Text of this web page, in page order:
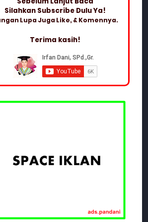
Silahkan Subscribe Dulu Ya!
Lupa Juga Like, & Komennya.
Terima kasih!